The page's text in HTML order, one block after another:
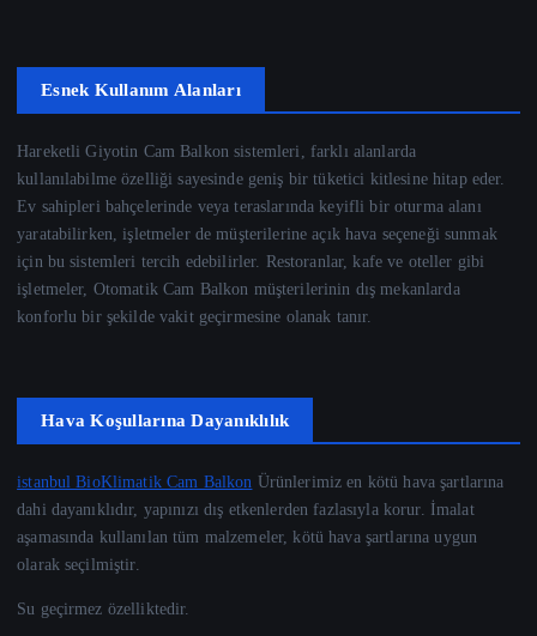
Esnek Kullanım Alanları
Hareketli Giyotin Cam Balkon sistemleri, farklı alanlarda
kullanılabilme özelliği sayesinde geniş bir tüketici kitlesine hitap eder.
Ev sahipleri bahçelerinde veya teraslarında keyifli bir oturma alanı
yaratabilirken, işletmeler de müşterilerine açık hava seçeneği sunmak
için bu sistemleri tercih edebilirler. Restoranlar, kafe ve oteller gibi
işletmeler, Otomatik Cam Balkon müşterilerinin dış mekanlarda
konforlu bir şekilde vakit geçirmesine olanak tanır.
Hava Koşullarına Dayanıklılık
istanbul BioKlimatik Cam Balkon Ürünlerimiz en kötü hava şartlarına
dahi dayanıklıdır, yapınızı dış etkenlerden fazlasıyla korur. İmalat
aşamasında kullanılan tüm malzemeler, kötü hava şartlarına uygun
olarak seçilmiştir.
Su geçirmez özelliktedir.